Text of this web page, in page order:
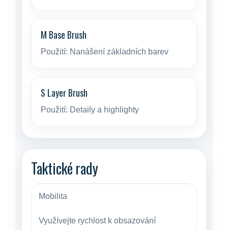
M Base Brush
Použití: Nanášení základních barev
S Layer Brush
Použití: Detaily a highlighty
Taktické rady
Mobilita
Využívejte rychlost k obsazování